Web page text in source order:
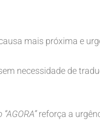
mais próxima e
necessidade de
reforça a